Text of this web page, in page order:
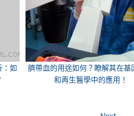
：如
臍帶血的用途如何？瞭解其在基
和再生醫學中的應用！